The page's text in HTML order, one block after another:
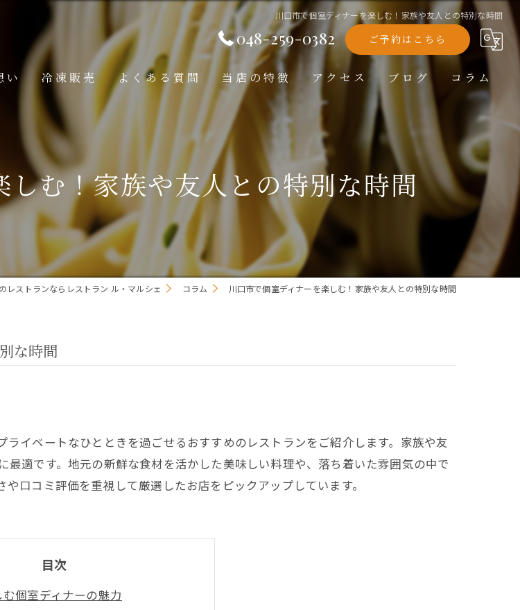
川口市で個室ディナーを楽しむ！家族や友人との特別な時間
048-259-0382 ご予約はこちら
い 冷凍販売 よくある質問 当店の特徴
洋食
ランチ
ディナー
テイクアウト
アクセス ブログ コラム
む！家族や友人との特別な時間
レストランならレストラン ル・マルシェ コラム 川口市で個室ディナーを楽しむ！家族や友人との特別な時間
な時間
イベートなひとときを過ごせるおすすめのレストランをご紹介します。家族や友
適です。地元の新鮮な食材を活かした美味しい料理や、落ち着いた雰囲気の中で
口コミ評価を重視して厳選したお店をピックアップしています。
目次
個室ディナーの魅力